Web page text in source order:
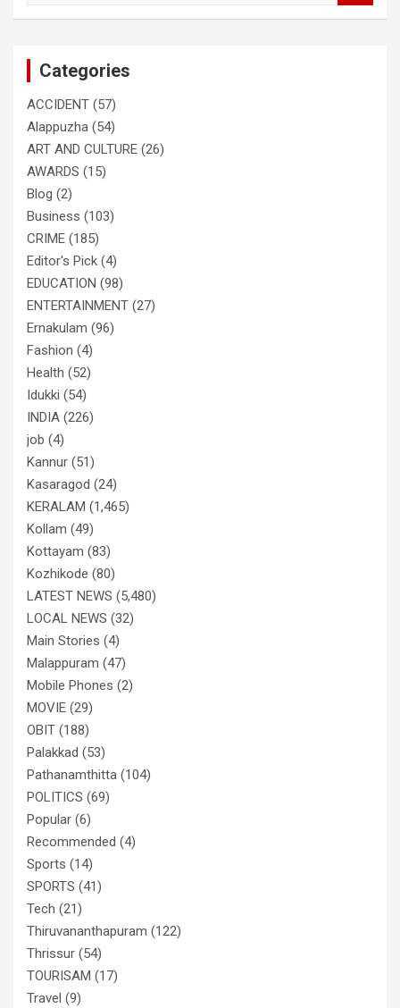
Categories
ACCIDENT (57)
Alappuzha (54)
ART AND CULTURE (26)
AWARDS (15)
Blog (2)
Business (103)
CRIME (185)
Editor's Pick (4)
EDUCATION (98)
ENTERTAINMENT (27)
Ernakulam (96)
Fashion (4)
Health (52)
Idukki (54)
INDIA (226)
job (4)
Kannur (51)
Kasaragod (24)
KERALAM (1,465)
Kollam (49)
Kottayam (83)
Kozhikode (80)
LATEST NEWS (5,480)
LOCAL NEWS (32)
Main Stories (4)
Malappuram (47)
Mobile Phones (2)
MOVIE (29)
OBIT (188)
Palakkad (53)
Pathanamthitta (104)
POLITICS (69)
Popular (6)
Recommended (4)
Sports (14)
SPORTS (41)
Tech (21)
Thiruvananthapuram (122)
Thrissur (54)
TOURISAM (17)
Travel (9)